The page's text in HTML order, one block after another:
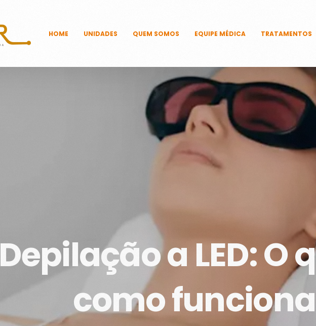
HOME UNIDADES QUEM SOMOS EQUIPE MÉDICA TRATAMENTOS
CAPILARES
CORPORAIS
FACIAIS
Depilação a LED: O
como